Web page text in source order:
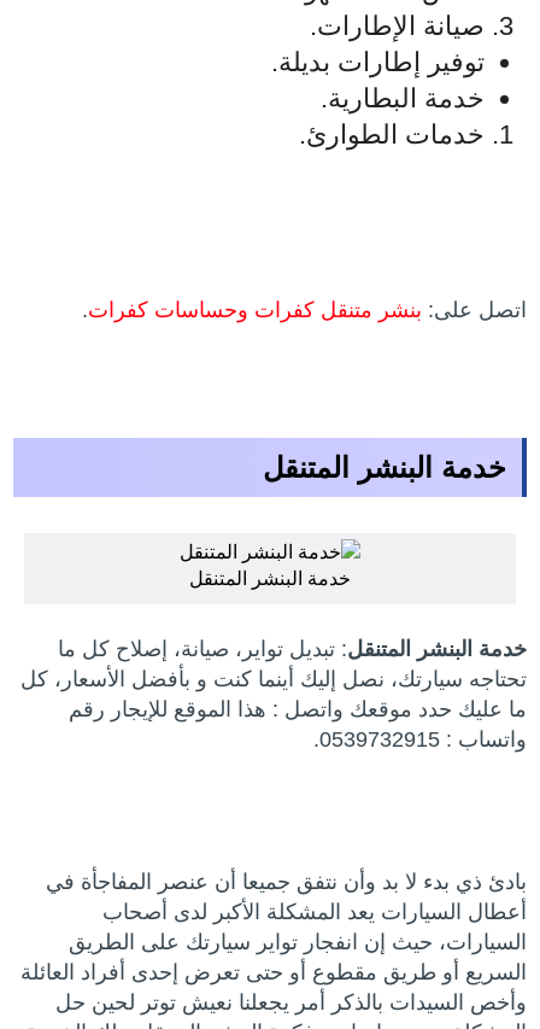
صيانة الإطارات.
توفير إطارات بديلة.
خدمة البطارية.
خدمات الطوارئ.
اتصل على: بنشر متنقل كفرات وحساسات كفرات.
خدمة البنشر المتنقل
خدمة البنشر المتنقل
خدمة البنشر المتنقل: تبديل تواير، صيانة، إصلاح كل ما
تحتاجه سيارتك، نصل إليك أينما كنت و بأفضل الأسعار، كل
ما عليك حدد موقعك واتصل : هذا الموقع للإيجار رقم
واتساب : 0539732915.
بادئ ذي بدء لا بد وأن نتفق جميعا أن عنصر المفاجأة في
أعطال السيارات يعد المشكلة الأكبر لدى أصحاب
السيارات، حيث إن انفجار تواير سيارتك على الطريق
السريع أو طريق مقطوع أو حتى تعرض إحدى أفراد العائلة
وأخص السيدات بالذكر أمر يجعلنا نعيش توتر لحين حل